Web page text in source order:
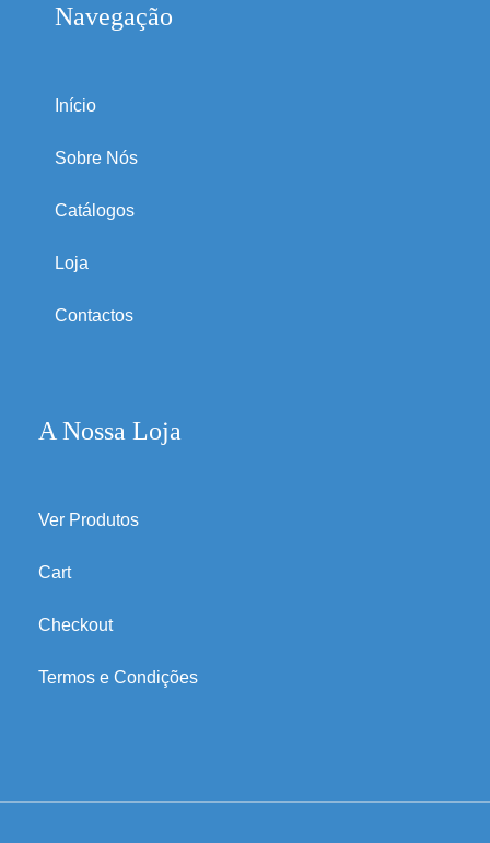
Navegação
Início
Sobre Nós
Catálogos
Loja
Contactos
A Nossa Loja
Ver Produtos
Cart
Checkout
Termos e Condições